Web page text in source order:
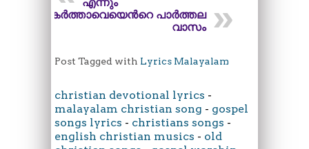
കർത്താവെയെന്‍റെ പാർത്തല
വാസം
Post Tagged with Lyrics Malayalam
christian devotional lyrics -
malayalam christian song - gospel
songs lyrics - christians songs -
english christian musics - old